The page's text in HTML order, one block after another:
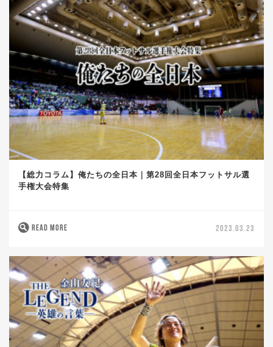
【総力コラム】俺たちの全日本｜第28回全日本フットサル選
手権大会特集
READ MORE 2023.03.23